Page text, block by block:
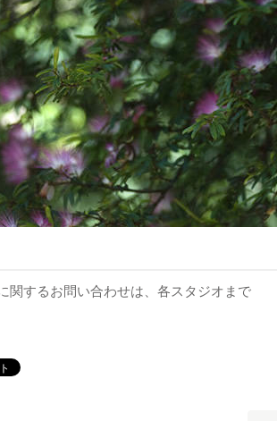
関するお問い合わせは、各スタジオまで